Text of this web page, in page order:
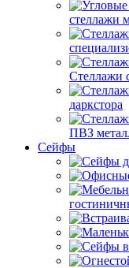
стеллажи
Стеллажи
даркстора
ПВЗ
Сейфы